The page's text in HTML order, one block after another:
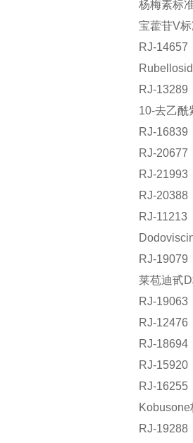
杨梅素标
宝藿苷V
RJ-
RJ-
10-去乙
RJ-
RJ-
RJ-
RJ-
RJ-
RJ-
莱苞迪甙
RJ-
RJ-
RJ-
RJ-
RJ-
RJ-